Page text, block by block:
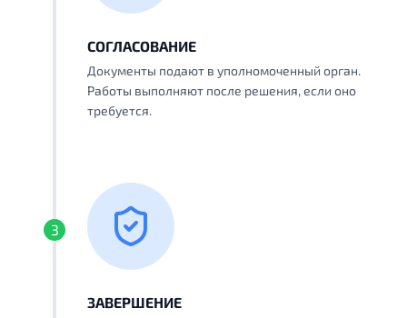
СОГЛАСОВАНИЕ
Документы подают в уполномоченный орган.
Работы выполняют после решения, если оно
требуется.
3
ЗАВЕРШЕНИЕ